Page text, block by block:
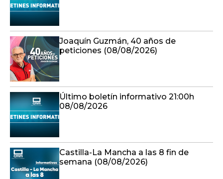
Joaquín Guzmán, 40 años de
peticiones (08/08/2026)
Último boletín informativo 21:00h
08/08/2026
Castilla-La Mancha a las 8 fin de
semana (08/08/2026)